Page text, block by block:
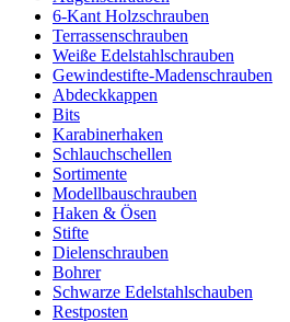
6-Kant Holzschrauben
Terrassenschrauben
Weiße Edelstahlschrauben
Gewindestifte-Madenschrauben
Abdeckkappen
Bits
Karabinerhaken
Schlauchschellen
Sortimente
Modellbauschrauben
Haken & Ösen
Stifte
Dielenschrauben
Bohrer
Schwarze Edelstahlschauben
Restposten